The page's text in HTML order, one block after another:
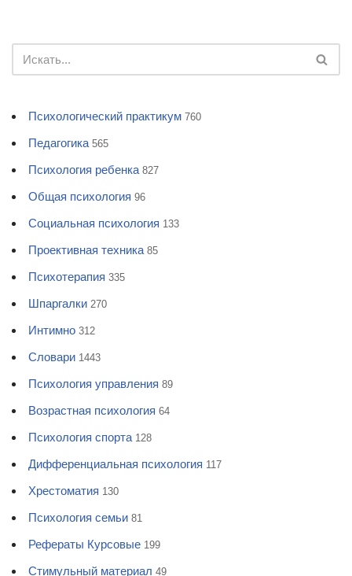
Психологический практикум 760
Педагогика 565
Психология ребенка 827
Общая психология 96
Социальная психология 133
Проективная техника 85
Психотерапия 335
Шпаргалки 270
Интимно 312
Словари 1443
Психология управления 89
Возрастная психология 64
Психология спорта 128
Дифференциальная психология 117
Хрестоматия 130
Психология семьи 81
Рефераты Курсовые 199
Стимульный материал 49